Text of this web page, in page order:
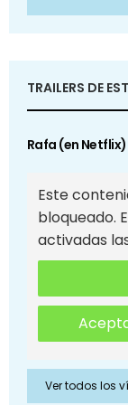
TRAILERS DE
Rafa (en Netflix)
Este
bloqueado.
activadas
Ver todos los